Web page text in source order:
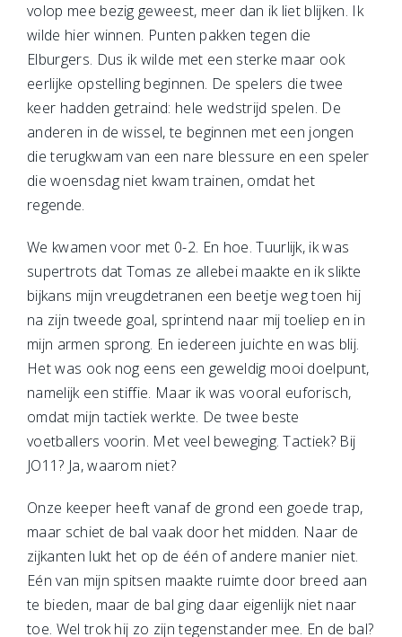
volop mee bezig geweest, meer dan ik liet blijken. Ik
wilde hier winnen. Punten pakken tegen die
Elburgers. Dus ik wilde met een sterke maar ook
eerlijke opstelling beginnen. De spelers die twee
keer hadden getraind: hele wedstrijd spelen. De
anderen in de wissel, te beginnen met een jongen
die terugkwam van een nare blessure en een speler
die woensdag niet kwam trainen, omdat het
regende.
We kwamen voor met 0-2. En hoe. Tuurlijk, ik was
supertrots dat Tomas ze allebei maakte en ik slikte
bijkans mijn vreugdetranen een beetje weg toen hij
na zijn tweede goal, sprintend naar mij toeliep en in
mijn armen sprong. En iedereen juichte en was blij.
Het was ook nog eens een geweldig mooi doelpunt,
namelijk een stiffie. Maar ik was vooral euforisch,
omdat mijn tactiek werkte. De twee beste
voetballers voorin. Met veel beweging. Tactiek? Bij
JO11? Ja, waarom niet?
Onze keeper heeft vanaf de grond een goede trap,
maar schiet de bal vaak door het midden. Naar de
zijkanten lukt het op de één of andere manier niet.
Eén van mijn spitsen maakte ruimte door breed aan
te bieden, maar de bal ging daar eigenlijk niet naar
toe. Wel trok hij zo zijn tegenstander mee. En de bal?